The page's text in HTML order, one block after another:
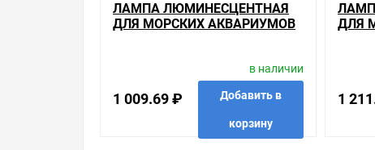
Мы предлагаем большой выбор товаров из
Люминесцентные лампы для морских
Весь товар сертифицирован, отвечает
брендов.
Быстрая доставка в любой город – несколько
Sylvania FHO 54W/MARINESTAR G5 , можно
ЛАМПА ЛЮМИНЕСЦЕНТНАЯ
ДЛЯ МОРСКИХ АКВАРИУМОВ
1 009.69 ₽
в наличии
Добавить в
корзину
ДЛЯ
1